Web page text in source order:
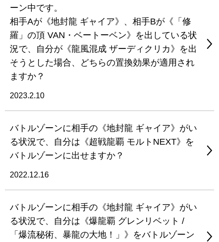
ーン中です。
相手Aが《地封龍 ギャイア》、相手Bが《「修
羅」の頂 VAN・ベートーベン》を出している状
況で、自分が《龍風混成 ザーディクリカ》を出
そうとした場合、どちらの置換効果が適用され
ますか？
2023.2.10
バトルゾーンに相手の《地封龍 ギャイア》がい
る状況で、自分は《超戦龍覇 モルトNEXT》を
バトルゾーンに出せますか？
2022.12.16
バトルゾーンに相手の《地封龍 ギャイア》がい
る状況で、自分は《爆龍覇 グレンリベット /
「爆流秘術、暴龍の大地！」》をバトルゾーン